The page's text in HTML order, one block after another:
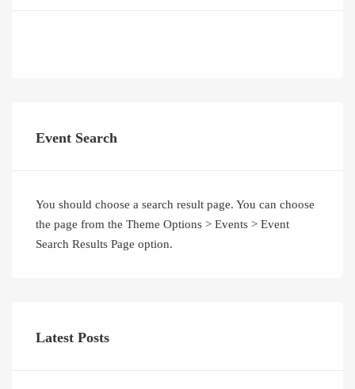
Event Search
You should choose a search result page. You can choose
the page from the Theme Options > Events > Event
Search Results Page option.
Latest Posts